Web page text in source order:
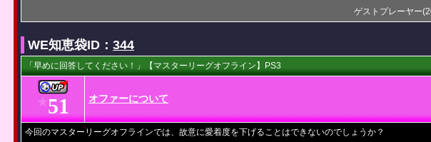
ゲストプレーヤー
WE知恵袋ID： 344
「早めに回答してください！」【マスターリーグオフライン】PS3
★51 オファーについて
今回のマスターリーグオフラインでは、故意に愛着度を下げることはできないのでしょうか？